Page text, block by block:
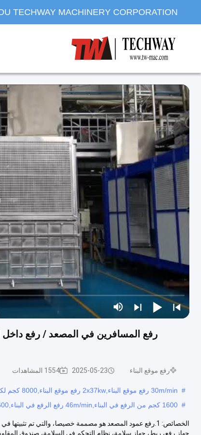
TECHWAY MACHINERY CORPORATION
رفع موقع البناء 2025-05-23 1554 المشاهدات
# 30m/min رفع موقع البناء,2x37kw رفع موقع البناء,8000 كجم لكل قفص
# 1600 كجم من الرفع في البناء,46m/min رفع الرفع في البناء,1600 كجم داخل مصعد البناء
الخصائص: 1.رفع عمود المصعد هو مصممة خصيصا، والتي تم
جهاز رفع، ربط، جهاز سلامة، نظام التحكم في السلامة، صندوق